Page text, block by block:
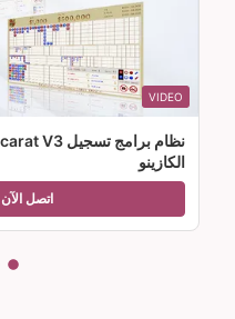
VIDEO
الكازينو
اتصل الآن